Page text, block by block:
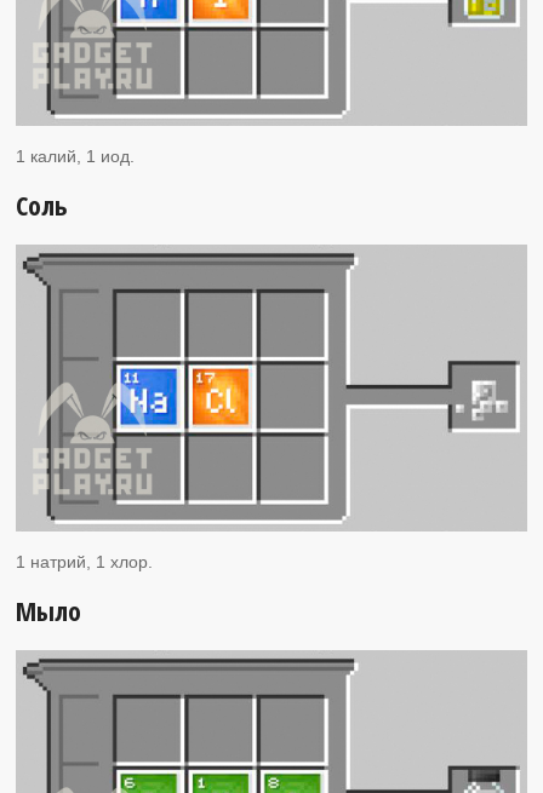
1 калий, 1 иод.
Соль
1 натрий, 1 хлор.
Мыло